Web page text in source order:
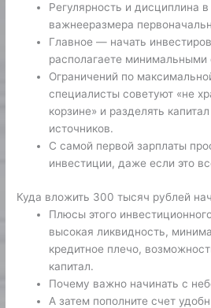
Регулярность и дисциплина
важнееразмера
Главное — начать
располагаете минимальными
Ограничений по
специалисты советуют «не
корзине» и разделять
источников.
С самой первой зарплаты
инвестиции, даже если это
Куда вложить 300 тысяч рублей
Плюсы этого
высокая ликвидность,
кредитное плечо,
капитал.
Почему важно начинать с
А затем пополните счет